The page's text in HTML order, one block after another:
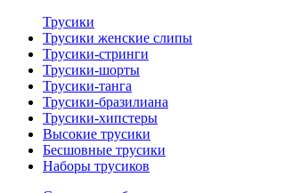
Трусики
Трусики женские слипы
Трусики-стринги
Трусики-шорты
Трусики-танга
Трусики-бразилиана
Трусики-хипстеры
Высокие трусики
Бесшовные трусики
Наборы трусиков